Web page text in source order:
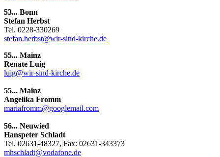
53... Bonn
Stefan Herbst
Tel. 0228-330269
stefan.herbst@wir-sind-kirche.de
55... Mainz
Renate Luig
luig@wir-sind-kirche.de
55... Mainz
Angelika Fromm
mariafromm@googlemail.com
56... Neuwied
Hanspeter Schladt
Tel. 02631-48327, Fax: 02631-343373
mhschladt@vodafone.de